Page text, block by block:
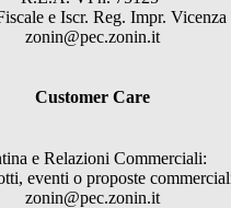
e Iscr. Reg. Impr. Vicenza
zonin@pec.zonin.it
Customer Care
e Relazioni Commerciali:
eventi o proposte
zonin@pec.zonin.it